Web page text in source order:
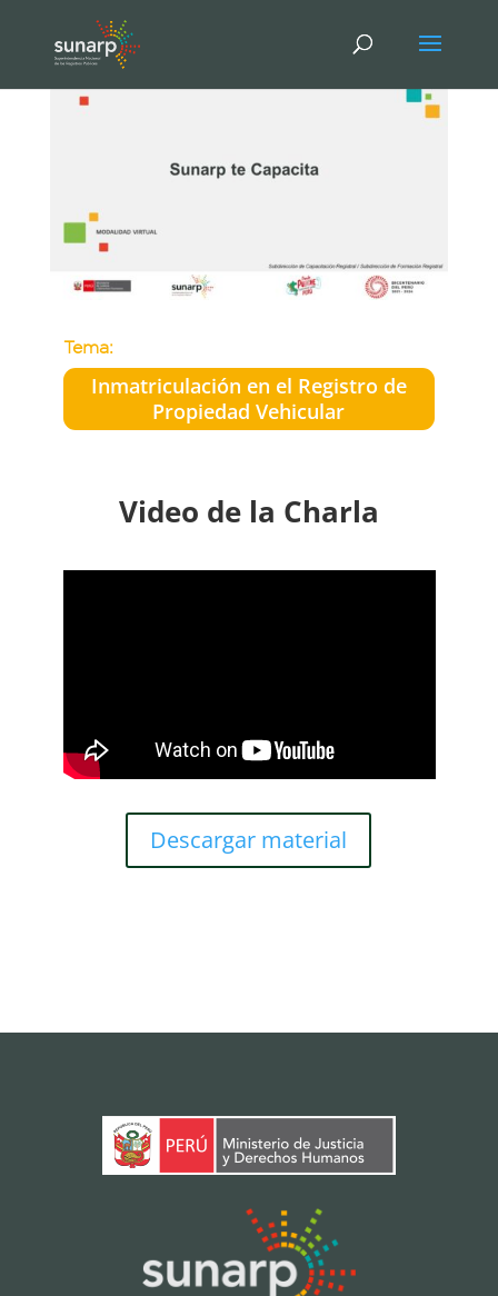
Tema:
Inmatriculación en el Registro de
Propiedad Vehicular
Video de la Charla
Descargar material